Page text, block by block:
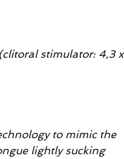
stimulator: 4,3 x
to mimic the
lightly sucking